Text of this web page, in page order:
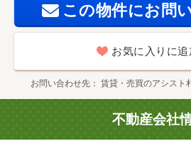
幌市立伏見小学校（小学校）まで
中学校（中学校）まで１１２５ｍ/
この物件にお問
お気に入りに追
お問い合わせ先 賃貸・売買のアシスト
不動産会社